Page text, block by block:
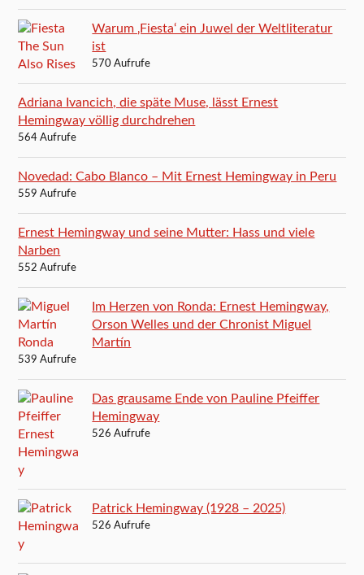
Warum ‚Fiesta‘ ein Juwel der Weltliteratur
ist
570 Aufrufe
Adriana Ivancich, die späte Muse, lässt Ernest
Hemingway völlig durchdrehen
564 Aufrufe
Novedad: Cabo Blanco – Mit Ernest Hemingway in Peru
559 Aufrufe
Ernest Hemingway und seine Mutter: Hass und viele
Narben
552 Aufrufe
Im Herzen von Ronda: Ernest Hemingway,
Orson Welles und der Chronist Miguel
Martín
539 Aufrufe
Das grausame Ende von Pauline Pfeiffer
Hemingway
526 Aufrufe
Patrick Hemingway (1928 – 2025)
526 Aufrufe